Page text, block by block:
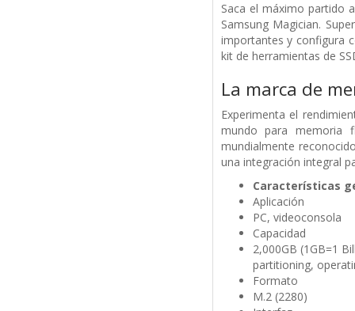
Saca el máximo partido
Samsung Magician.
importantes y configura
kit de herramientas de
La marca de
Experimenta el
mundo para memoria
mundialmente
una integración integral
Características
Aplicación
PC, videoconsola
Capacidad
2,000GB (1GB=1
partitioning,
Formato
M.2 (2280)